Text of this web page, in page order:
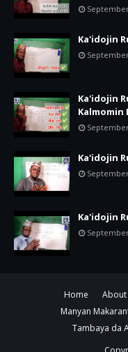
Ka'idojin
Ka'idojin
Kalmomin
Ka'idojin
Ka'idojin
Home About
Manyan
Tambaya da